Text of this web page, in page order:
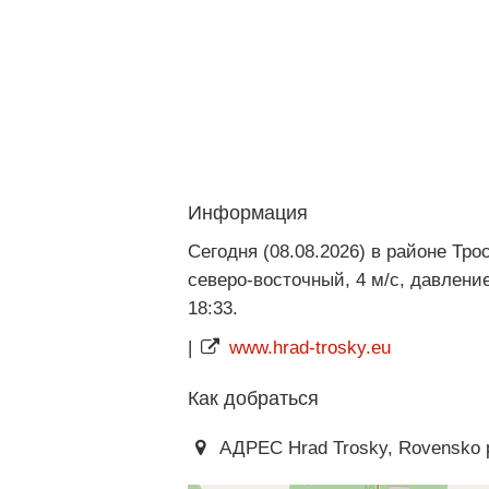
Информация
Сегодня (08.08.2026) в районе
северо-восточный, 4 м/с,
18:33.
|
www.hrad-trosky.eu
Как добраться
АДРЕС Hrad Trosky, Rovensko